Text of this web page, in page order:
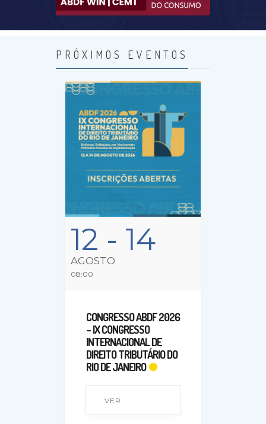
PRÓXIMOS EVENTOS
12 - 14
AGOSTO
08:00
CONGRESSO ABDF 2026
– IX CONGRESSO
INTERNACIONAL DE
DIREITO TRIBUTÁRIO DO
RIO DE JANEIRO
VER